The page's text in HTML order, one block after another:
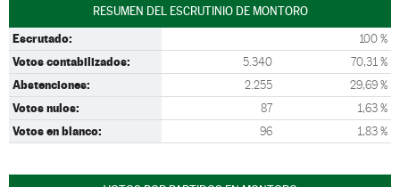
RESUMEN DEL ESCRUTINIO DE MONTORO
Escrutado: 100 %
Votos contabilizados: 5.340 70,31 %
Abstenciones: 2.255 29,69 %
Votos nulos: 87 1,63 %
Votos en blanco: 96 1,83 %